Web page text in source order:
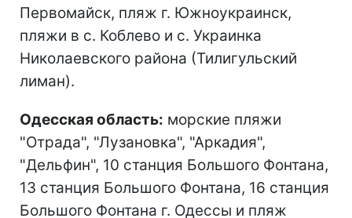
Первомайск, пляж г. Южноукраинск,
пляжи в с. Коблево и с. Украинка
Николаевского района (Тилигульский
лиман).
Одесская область: морские пляжи
"Отрада", "Лузановка", "Аркадия",
"Дельфин", 10 станция Большого Фонтана,
13 станция Большого Фонтана, 16 станция
Большого Фонтана г. Одессы и пляж